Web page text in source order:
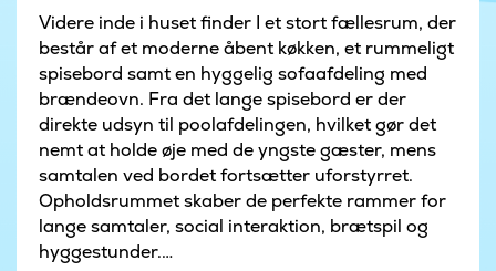
Videre inde i huset finder I et stort fællesrum, der
består af et moderne åbent køkken, et rummeligt
spisebord samt en hyggelig sofaafdeling med
brændeovn. Fra det lange spisebord er der
direkte udsyn til poolafdelingen, hvilket gør det
nemt at holde øje med de yngste gæster, mens
samtalen ved bordet fortsætter uforstyrret.
Opholdsrummet skaber de perfekte rammer for
lange samtaler, social interaktion, brætspil og
hyggestunder.